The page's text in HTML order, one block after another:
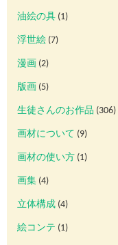
油絵の具 (1)
浮世絵 (7)
漫画 (2)
版画 (5)
生徒さんのお作品 (306)
画材について (9)
画材の使い方 (1)
画集 (4)
立体構成 (4)
絵コンテ (1)